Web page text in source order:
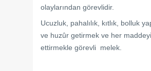
olaylarından görevlidir.
Ucuzluk, pahalılık, kıtlık, bolluk
ve huzûr getirmek ve her
ettirmekle görevli melek.